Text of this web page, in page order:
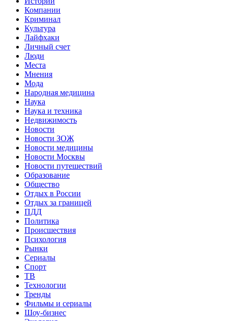
Компании
Криминал
Культура
Лайфхаки
Личный счет
Люди
Места
Мнения
Мода
Народная медицина
Наука
Наука и техника
Недвижимость
Новости
Новости ЗОЖ
Новости медицины
Новости Москвы
Новости путешествий
Образование
Общество
Отдых в России
Отдых за границей
ПДД
Политика
Происшествия
Психология
Рынки
Сериалы
Спорт
ТВ
Технологии
Тренды
Фильмы и сериалы
Шоу-бизнес